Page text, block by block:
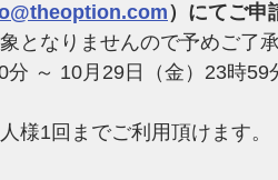
）にてご申
となりませんので予めご了承
分 ～ 10月29日（金）23時59
様1回までご利用頂けます。